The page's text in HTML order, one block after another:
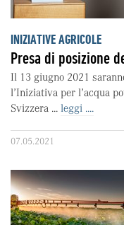
INIZIATIVE AGRICOLE
Presa di posizione
Il 13 giugno 2021
l’Iniziativa per l’acqua
Svizzera ... leggi ....
07.05.2021